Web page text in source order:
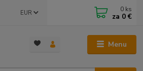
Menu
EUR 0 ks
za 0 €